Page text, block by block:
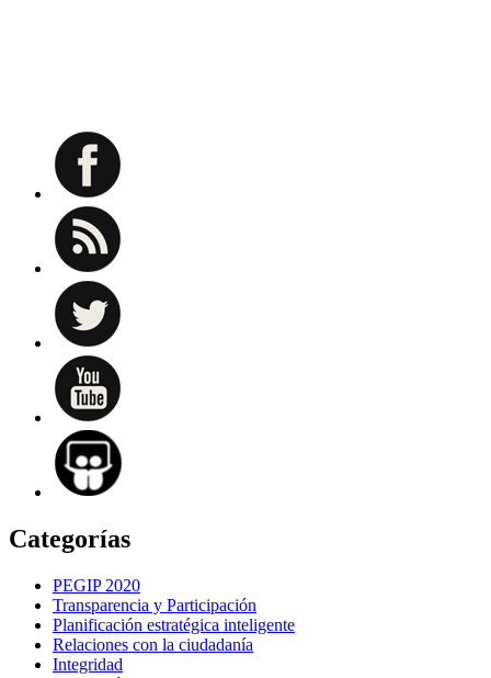
Categorías
PEGIP 2020
Transparencia y Participación
Planificación estratégica inteligente
Relaciones con la ciudadanía
Integridad